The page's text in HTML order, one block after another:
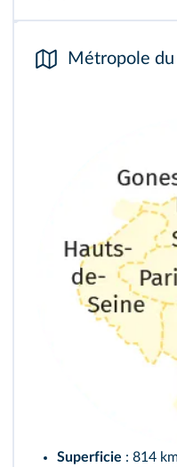
Métropole du
Superficie : 814